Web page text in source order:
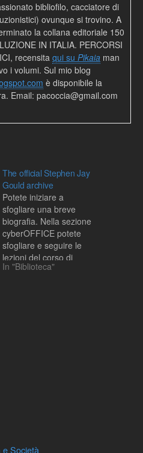
bibliofilo, cacciatore di
ovunque si trovino. A
la collana editoriale 150
IN ITALIA. PERCORSI
recensita qui su Pikaia man
i volumi. Sul mio blog
è disponibile la
Email: pacoccia@gmail.com
The official Stephen Jay
Gould archive
Potete iniziare a
sfogliare una breve
biografia. Nella sezione
cyberOFFICE potete
sfogliare e seguire le
lezioni del corso di
Harvard, History of Earth
In "Biblioteca"
e Società